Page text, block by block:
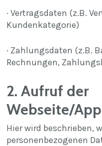
· Vertragsdaten (z.B.
Kundenkategorie)
· Zahlungsdaten (z.B.
Rechnungen,
2. Aufruf der
Webseite/
Hier wird beschrieben,
personenbezogenen